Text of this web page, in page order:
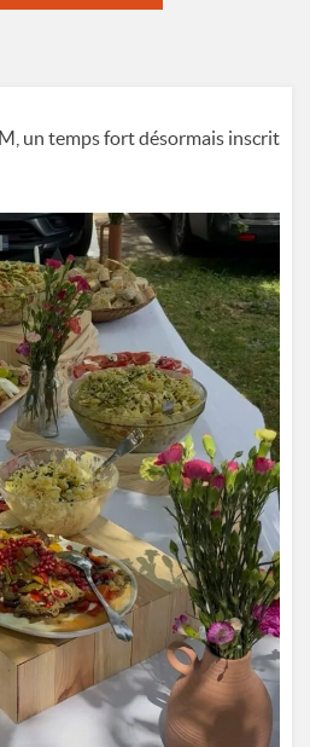
un temps fort désormais inscrit